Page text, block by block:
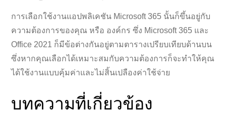
การเลือกใช้งานแอปพลิเคชัน Microsoft 365 นั้นก็ขึ้นอยู่กับ
ความต้องการของคุณ หรือ องค์กร ซึ่ง Microsoft 365 และ
Office 2021 ก็มีข้อต่างกันอยู่ตามตารางเปรียบเทียบด้านบน
ซึ่งหากคุณเลือกได้เหมาะสมกับความต้องการก็จะทำให้คุณ
ได้ใช้งานแบบคุ้มค่าและไม่สิ้นเปลืองค่าใช้จ่าย
บทความที่เกี่ยวข้อง